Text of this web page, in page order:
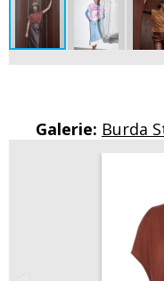
Galerie: Burda